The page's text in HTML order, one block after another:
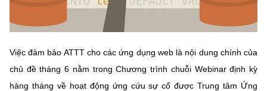
Năng lượng nguyên tử
Tin tổng hợp
Tin địa phương
Sở hữu trí tuệ
Videos
Infographic
Ảnh
Việc đảm bảo ATTT cho các ứng dụng web là nội dung chính của
chủ đề tháng 6 nằm trong Chương trình chuỗi Webinar định kỳ
hàng tháng về hoạt động ứng cứu sự cố được Trung tâm Ứng